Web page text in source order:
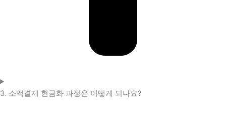
3. 소액결제 현금화 과정은 어떻게 되나요?